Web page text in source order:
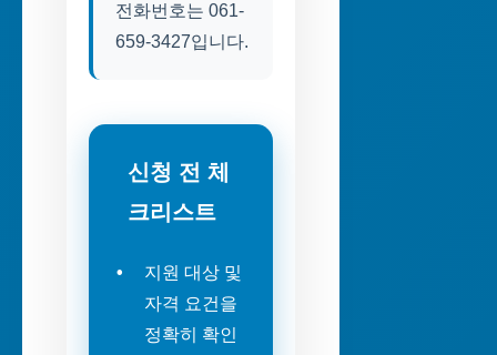
전화번호는 061-
659-3427입니다.
신청 전 체
크리스트
지원 대상 및
자격 요건을
정확히 확인